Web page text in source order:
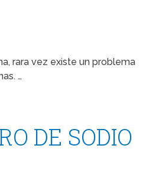
rara vez existe un problema
…
DE SODIO